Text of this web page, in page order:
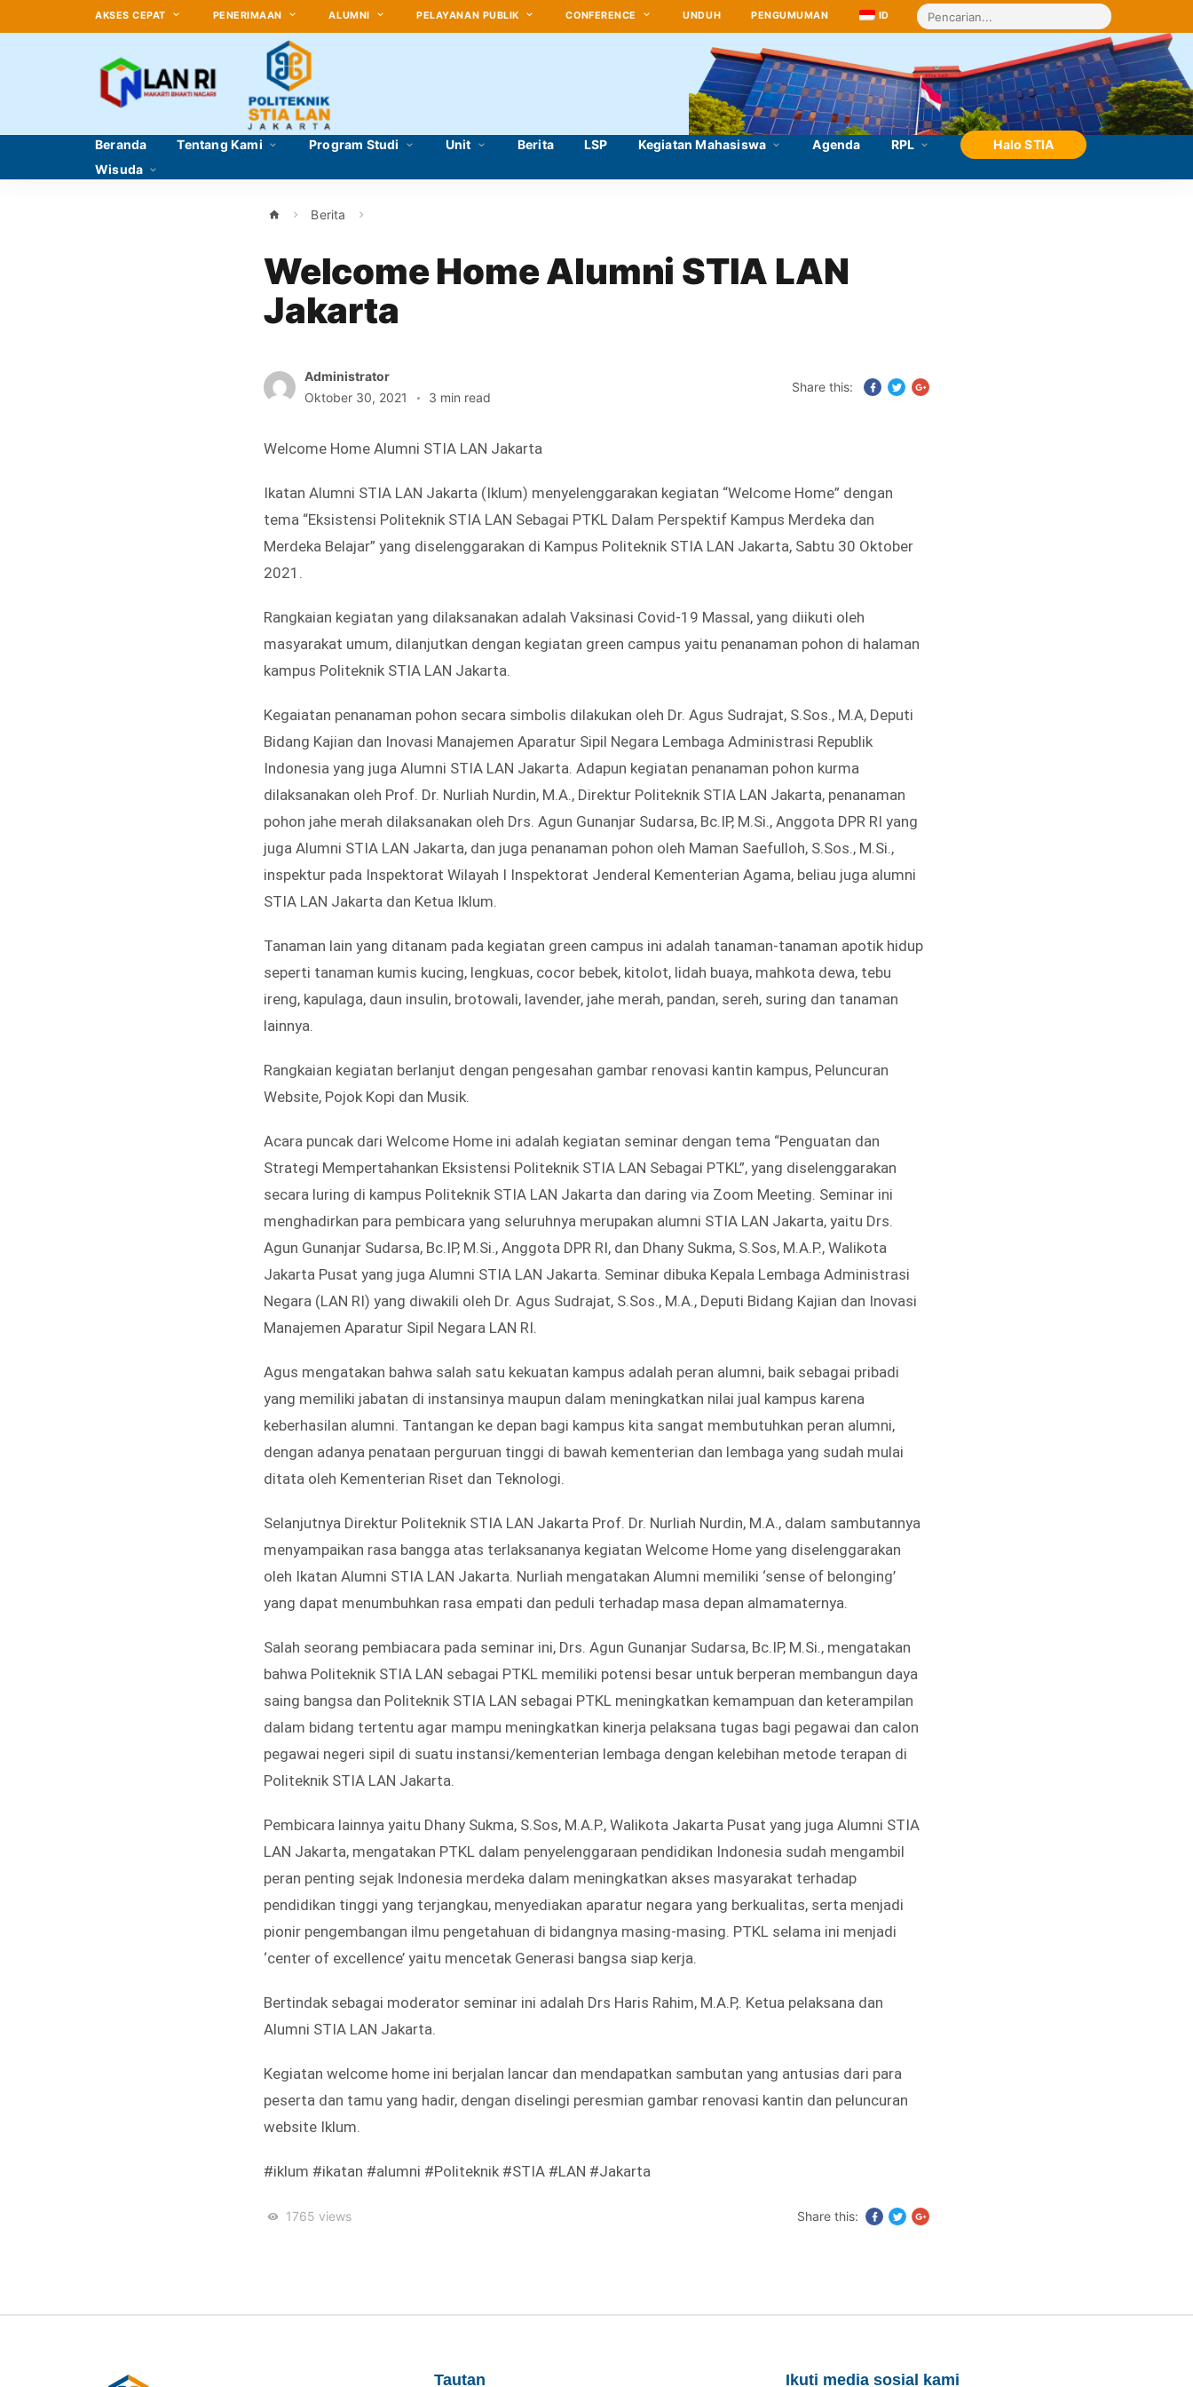
AKSES CEPAT PENERIMAAN ALUMNI PELAYANAN PUBLIK CONFERENCE UNDUH PENGUMUMAN ID
Beranda Tentang Kami Program Studi Unit Berita LSP Kegiatan Mahasiswa Agenda RPL
Halo STIA
Wisuda
Berita
Welcome Home Alumni STIA LAN
Jakarta
Administrator
Oktober 30, 2021
3 min read
Share this:
Welcome Home Alumni STIA LAN Jakarta
Ikatan Alumni STIA LAN Jakarta (Iklum) menyelenggarakan kegiatan “Welcome Home” dengan
tema “Eksistensi Politeknik STIA LAN Sebagai PTKL Dalam Perspektif Kampus Merdeka dan
Merdeka Belajar” yang diselenggarakan di Kampus Politeknik STIA LAN Jakarta, Sabtu 30 Oktober
2021.
Rangkaian kegiatan yang dilaksanakan adalah Vaksinasi Covid-19 Massal, yang diikuti oleh
masyarakat umum, dilanjutkan dengan kegiatan green campus yaitu penanaman pohon di halaman
kampus Politeknik STIA LAN Jakarta.
Kegaiatan penanaman pohon secara simbolis dilakukan oleh Dr. Agus Sudrajat, S.Sos., M.A, Deputi
Bidang Kajian dan Inovasi Manajemen Aparatur Sipil Negara Lembaga Administrasi Republik
Indonesia yang juga Alumni STIA LAN Jakarta. Adapun kegiatan penanaman pohon kurma
dilaksanakan oleh Prof. Dr. Nurliah Nurdin, M.A., Direktur Politeknik STIA LAN Jakarta, penanaman
pohon jahe merah dilaksanakan oleh Drs. Agun Gunanjar Sudarsa, Bc.IP, M.Si., Anggota DPR RI yang
juga Alumni STIA LAN Jakarta, dan juga penanaman pohon oleh Maman Saefulloh, S.Sos., M.Si.,
inspektur pada Inspektorat Wilayah I Inspektorat Jenderal Kementerian Agama, beliau juga alumni
STIA LAN Jakarta dan Ketua Iklum.
Tanaman lain yang ditanam pada kegiatan green campus ini adalah tanaman-tanaman apotik hidup
seperti tanaman kumis kucing, lengkuas, cocor bebek, kitolot, lidah buaya, mahkota dewa, tebu
ireng, kapulaga, daun insulin, brotowali, lavender, jahe merah, pandan, sereh, suring dan tanaman
lainnya.
Rangkaian kegiatan berlanjut dengan pengesahan gambar renovasi kantin kampus, Peluncuran
Website, Pojok Kopi dan Musik.
Acara puncak dari Welcome Home ini adalah kegiatan seminar dengan tema “Penguatan dan
Strategi Mempertahankan Eksistensi Politeknik STIA LAN Sebagai PTKL”, yang diselenggarakan
secara luring di kampus Politeknik STIA LAN Jakarta dan daring via Zoom Meeting. Seminar ini
menghadirkan para pembicara yang seluruhnya merupakan alumni STIA LAN Jakarta, yaitu Drs.
Agun Gunanjar Sudarsa, Bc.IP, M.Si., Anggota DPR RI, dan Dhany Sukma, S.Sos, M.A.P., Walikota
Jakarta Pusat yang juga Alumni STIA LAN Jakarta. Seminar dibuka Kepala Lembaga Administrasi
Negara (LAN RI) yang diwakili oleh Dr. Agus Sudrajat, S.Sos., M.A., Deputi Bidang Kajian dan Inovasi
Manajemen Aparatur Sipil Negara LAN RI.
Agus mengatakan bahwa salah satu kekuatan kampus adalah peran alumni, baik sebagai pribadi
yang memiliki jabatan di instansinya maupun dalam meningkatkan nilai jual kampus karena
keberhasilan alumni. Tantangan ke depan bagi kampus kita sangat membutuhkan peran alumni,
dengan adanya penataan perguruan tinggi di bawah kementerian dan lembaga yang sudah mulai
ditata oleh Kementerian Riset dan Teknologi.
Selanjutnya Direktur Politeknik STIA LAN Jakarta Prof. Dr. Nurliah Nurdin, M.A., dalam sambutannya
menyampaikan rasa bangga atas terlaksananya kegiatan Welcome Home yang diselenggarakan
oleh Ikatan Alumni STIA LAN Jakarta. Nurliah mengatakan Alumni memiliki ‘sense of belonging’
yang dapat menumbuhkan rasa empati dan peduli terhadap masa depan almamaternya.
Salah seorang pembiacara pada seminar ini, Drs. Agun Gunanjar Sudarsa, Bc.IP, M.Si., mengatakan
bahwa Politeknik STIA LAN sebagai PTKL memiliki potensi besar untuk berperan membangun daya
saing bangsa dan Politeknik STIA LAN sebagai PTKL meningkatkan kemampuan dan keterampilan
dalam bidang tertentu agar mampu meningkatkan kinerja pelaksana tugas bagi pegawai dan calon
pegawai negeri sipil di suatu instansi/kementerian lembaga dengan kelebihan metode terapan di
Politeknik STIA LAN Jakarta.
Pembicara lainnya yaitu Dhany Sukma, S.Sos, M.A.P., Walikota Jakarta Pusat yang juga Alumni STIA
LAN Jakarta, mengatakan PTKL dalam penyelenggaraan pendidikan Indonesia sudah mengambil
peran penting sejak Indonesia merdeka dalam meningkatkan akses masyarakat terhadap
pendidikan tinggi yang terjangkau, menyediakan aparatur negara yang berkualitas, serta menjadi
pionir pengembangan ilmu pengetahuan di bidangnya masing-masing. PTKL selama ini menjadi
‘center of excellence’ yaitu mencetak Generasi bangsa siap kerja.
Bertindak sebagai moderator seminar ini adalah Drs Haris Rahim, M.A.P,. Ketua pelaksana dan
Alumni STIA LAN Jakarta.
Kegiatan welcome home ini berjalan lancar dan mendapatkan sambutan yang antusias dari para
peserta dan tamu yang hadir, dengan diselingi peresmian gambar renovasi kantin dan peluncuran
website Iklum.
#iklum #ikatan #alumni #Politeknik #STIA #LAN #Jakarta
1765 views Share this:
Tautan Ikuti media sosial kami